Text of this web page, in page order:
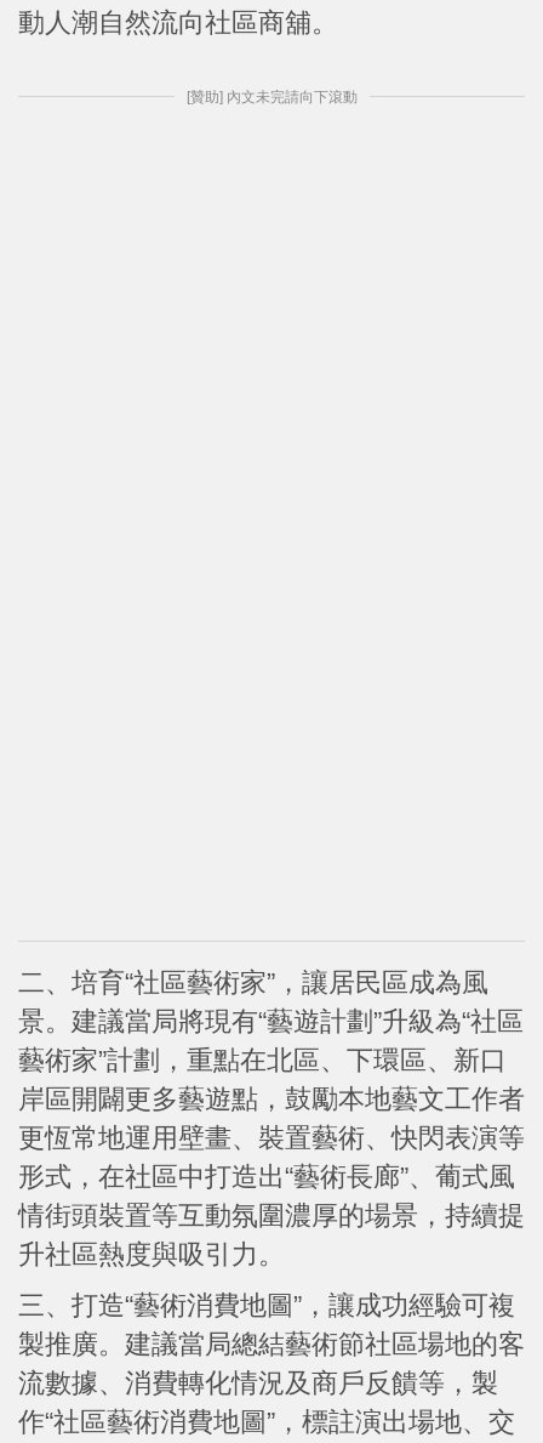
動人潮自然流向社區商舖。
[贊助] 內文未完請向下滾動
二、培育“社區藝術家”，讓居民區成為風
景。建議當局將現有“藝遊計劃”升級為“社區
藝術家”計劃，重點在北區、下環區、新口
岸區開闢更多藝遊點，鼓勵本地藝文工作者
更恆常地運用壁畫、裝置藝術、快閃表演等
形式，在社區中打造出“藝術長廊”、葡式風
情街頭裝置等互動氛圍濃厚的場景，持續提
升社區熱度與吸引力。
三、打造“藝術消費地圖”，讓成功經驗可複
製推廣。建議當局總結藝術節社區場地的客
流數據、消費轉化情況及商戶反饋等，製
作“社區藝術消費地圖”，標註演出場地、交